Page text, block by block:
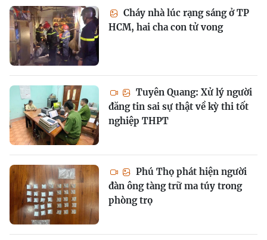
Cháy nhà lúc rạng sáng ở TP
HCM, hai cha con tử vong
Tuyên Quang: Xử lý người
đăng tin sai sự thật về kỳ thi tốt
nghiệp THPT
Phú Thọ phát hiện người
đàn ông tàng trữ ma túy trong
phòng trọ